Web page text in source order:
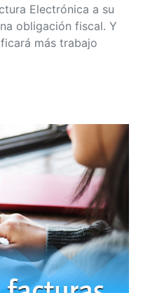
Electrónica a su
obligación fiscal. Y
más trabajo